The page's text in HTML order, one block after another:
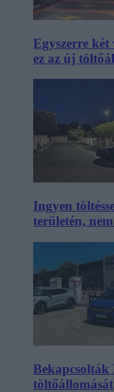
Egyszerre
ez az új
Ingyen
területén,
töltőállomását